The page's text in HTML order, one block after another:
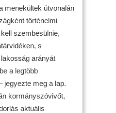
menekültek útvonalán
történelmi
szembesülnie,
s
arányát
a legtöbb
jegyezte meg a lap.
kormányszóvivőt,
aktuális